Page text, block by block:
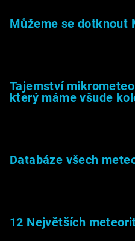
Můžeme se dotknout
Tajemství
který máme všude
Databáze všech
12 Největších